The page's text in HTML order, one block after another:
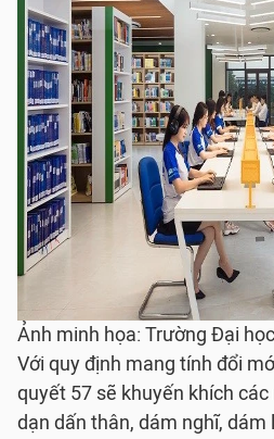
Ảnh minh họa: Trường Đại
Với quy định mang tính đổi
quyết 57 sẽ khuyến khích
dạn dấn thân, dám nghĩ,